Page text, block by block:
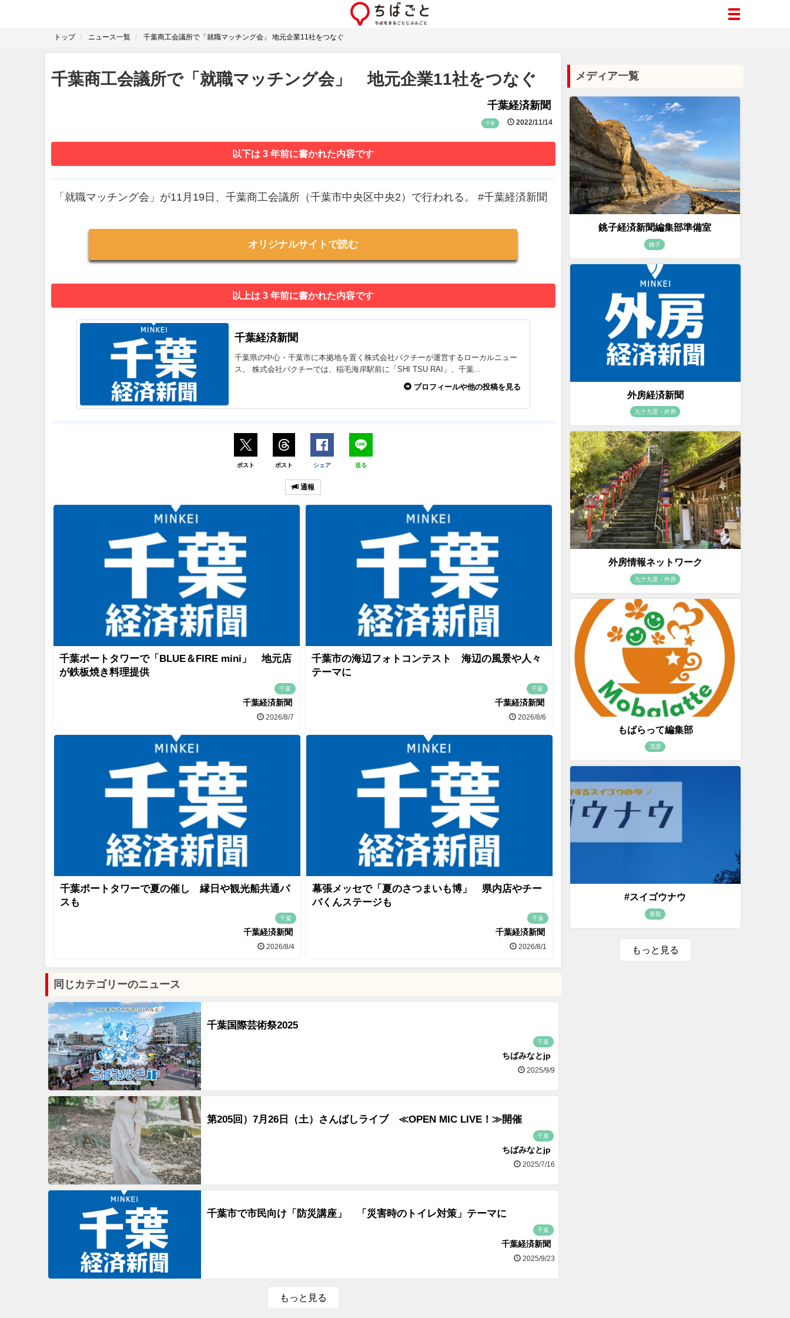
トップ ニュース一覧 千葉商工会議所で「就職マッチング会」 地元企業11社をつなぐ
千葉商工会議所で「就職マッチング会」 地元企業11社をつなぐ
千葉経済新聞
千葉 2022/11/14
以下は 3 年前に書かれた内容です
「就職マッチング会」が11月19日、千葉商工会議所（千葉市中央区中央2）で行われる。 #千葉経済新聞
オリジナルサイトで読む
以上は 3 年前に書かれた内容です
千葉経済新聞
千葉県の中心・千葉市に本拠地を置く株式会社パクチーが運営するローカルニュー
ス。 株式会社パクチーでは、稲毛海岸駅前に「SHI TSU RAI」、千葉...
プロフィールや他の投稿を見る
ポスト ポスト シェア 送る
通報
千葉ポートタワーで「BLUE＆FIRE mini」 地元店
が鉄板焼き料理提供
千葉
千葉経済新聞
2026/8/7
千葉市の海辺フォトコンテスト 海辺の風景や人々
テーマに
千葉
千葉経済新聞
2026/8/6
千葉ポートタワーで夏の催し 縁日や観光船共通パ
スも
千葉
千葉経済新聞
2026/8/4
幕張メッセで「夏のさつまいも博」 県内店やチー
バくんステージも
千葉
千葉経済新聞
2026/8/1
同じカテゴリーのニュース
千葉国際芸術祭2025
千葉
ちばみなとjp
2025/9/9
第205回）7月26日（土）さんばしライブ ≪OPEN MIC LIVE！≫開催
千葉
ちばみなとjp
2025/7/16
千葉市で市民向け「防災講座」 「災害時のトイレ対策」テーマに
千葉
千葉経済新聞
2025/9/23
もっと見る
メディア一覧
銚子経済新聞編集部準備室
銚子
外房経済新聞
九十九里・外房
外房情報ネットワーク
九十九里・外房
もばらって編集部
茂原
#スイゴウナウ
香取
もっと見る